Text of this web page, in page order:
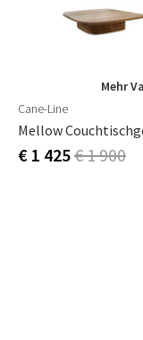
Mehr
Cane-Line
€ 1 425€ 1 900